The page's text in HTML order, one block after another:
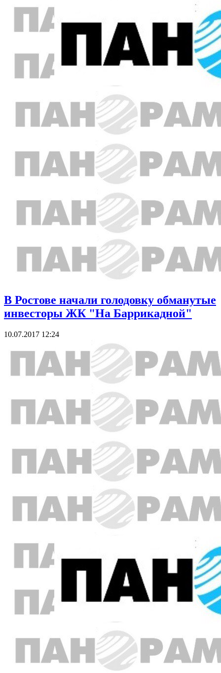
В Ростове начали голодовку обманутые
инвесторы ЖК "На Баррикадной"
10.07.2017 12:24